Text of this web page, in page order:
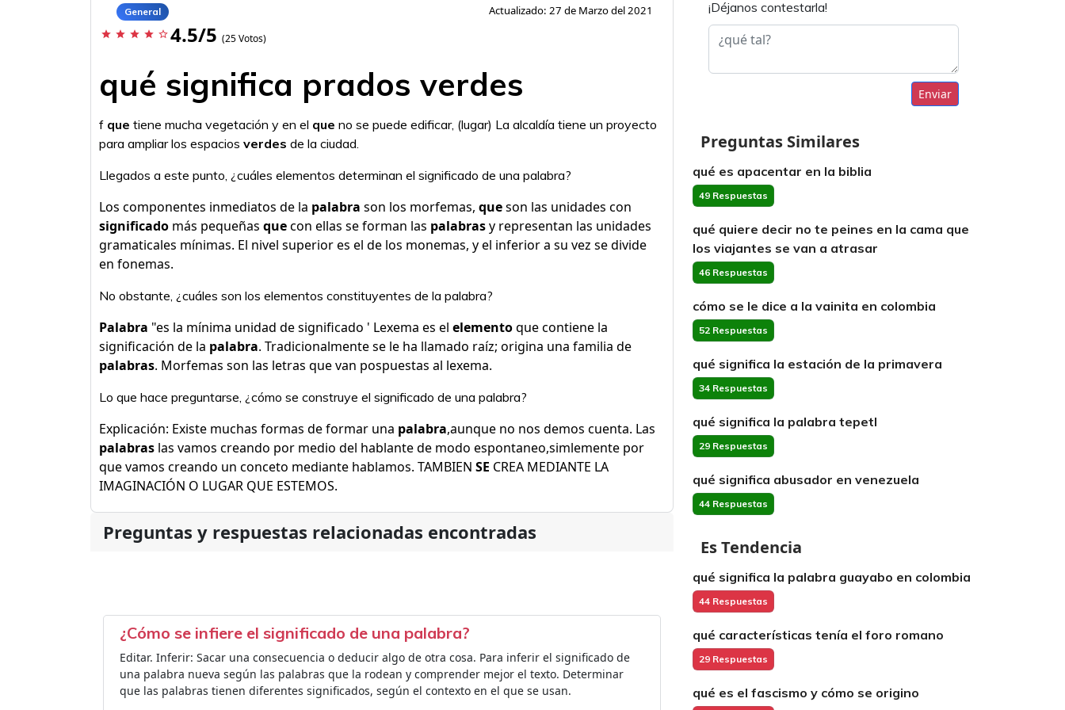
General Actualizado: 27 de Marzo del 2021
star star star star star_border 4.5/5 (25 Votos)
qué significa prados verdes
f que tiene mucha vegetación y en el que no se puede edificar, (lugar) La alcaldía tiene un proyecto
para ampliar los espacios verdes de la ciudad.
Llegados a este punto, ¿cuáles elementos determinan el significado de una palabra?
Los componentes inmediatos de la palabra son los morfemas, queson las unidades con
significado más pequeñas quecon ellas se forman las palabrasy representan las unidades
gramaticales mínimas. El nivel superior es el de los monemas, y el inferior a su vez se divide
en fonemas.
No obstante, ¿cuáles son los elementos constituyentes de la palabra?
Palabra "es la mínima unidad de significado ' Lexema es el elementoque contiene la
significación de la palabra. Tradicionalmente se le ha llamado raíz; origina una familia de
palabras. Morfemas son las letras que van pospuestas al lexema.
Lo que hace preguntarse, ¿cómo se construye el significado de una palabra?
Explicación: Existe muchas formas de formar una palabra,aunque no nos demos cuenta. Las
palabras las vamos creando por medio del hablante de modo espontaneo,simlemente por
que vamos creando un conceto mediante hablamos. TAMBIEN SE CREA MEDIANTE LA
IMAGINACIÓN O LUGAR QUE ESTEMOS.
Preguntas y respuestas relacionadas encontradas
¿Cómo se infiere el significado de una palabra?
Editar. Inferir: Sacar una consecuencia o deducir algo de otra cosa. Para inferir el significado de
una palabra nueva según las palabras que la rodean y comprender mejor el texto. Determinar
que las palabras tienen diferentes significados, según el contexto en el que se usan.
¡Déjanos contestarla!
Enviar
Preguntas Similares
qué es apacentar en la biblia
49 Respuestas
qué quiere decir no te peines en la cama que
los viajantes se van a atrasar
46 Respuestas
cómo se le dice a la vainita en colombia
52 Respuestas
qué significa la estación de la primavera
34 Respuestas
qué significa la palabra tepetl
29 Respuestas
qué significa abusador en venezuela
44 Respuestas
Es Tendencia
qué significa la palabra guayabo en colombia
44 Respuestas
qué características tenía el foro romano
29 Respuestas
qué es el fascismo y cómo se origino